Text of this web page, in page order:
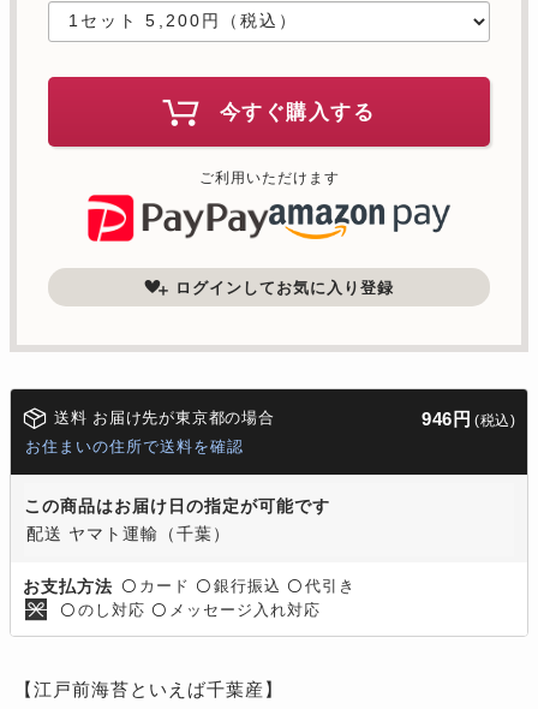
今すぐ購入する
ご利用いただけます
ログインしてお気に入り登録
送料 お届け先が東京都の場合 946円 (税込)
お住まいの住所で送料を確認
この商品はお届け日の指定が可能です
配送 ヤマト運輸（千葉）
お支払方法 〇 カード 〇 銀行振込 〇 代引き
〇 のし対応 〇 メッセージ入れ対応
【江戸前海苔といえば千葉産】